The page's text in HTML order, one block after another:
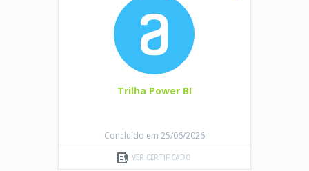
Trilha Power BI
Concluído em 25/06/2026
VER CERTIFICADO